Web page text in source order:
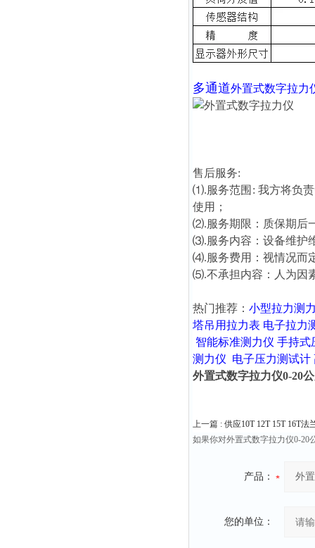
多通道外置式数字拉力
售后服务:
⑴.服务范围: 我方将负
使用；
⑵.服务期限：质保期后
⑶.服务内容：设备维护
⑷.服务费用：视情况而
⑸.不承担内容：人为因
热门推荐： 小型拉力测
塔吊用拉力表 电子拉力
智能标准测力仪 手持式
测力仪 电子压力测试计
外置式数字拉力仪0-20
上一篇 : 供应10T 12T 15T 16T法
如果你对外置式数字拉力仪0-20
产品：
您的单位：